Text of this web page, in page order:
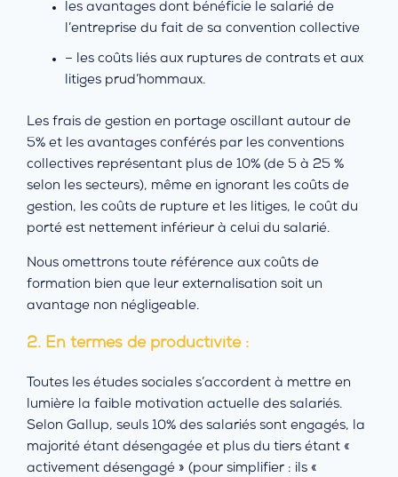
les avantages dont bénéficie le salarié de
l’entreprise du fait de sa convention collective
– les coûts liés aux ruptures de contrats et aux
litiges prud’hommaux.
Les frais de gestion en portage oscillant autour de
5% et les avantages conférés par les conventions
collectives représentant plus de 10% (de 5 à 25 %
selon les secteurs), même en ignorant les coûts de
gestion, les coûts de rupture et les litiges, le coût du
porté est nettement inférieur à celui du salarié.
Nous omettrons toute référence aux coûts de
formation bien que leur externalisation soit un
avantage non négligeable.
2. En termes de productivité :
Toutes les études sociales s’accordent à mettre en
lumière la faible motivation actuelle des salariés.
Selon Gallup, seuls 10% des salariés sont engagés, la
majorité étant désengagée et plus du tiers étant «
activement désengagé » (pour simplifier : ils «